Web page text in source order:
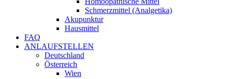
Schmerzmittel (Analgetika)
Akupunktur
Hausmittel
FAQ
ANLAUFSTELLEN
Deutschland
Österreich
Wien